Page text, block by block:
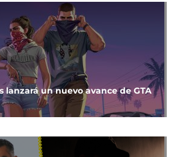
lanzará un nuevo avance de GTA